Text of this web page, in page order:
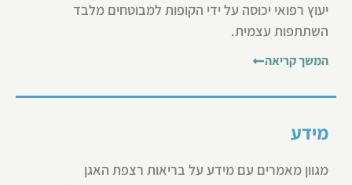
יעוץ רפואי יכוסה על ידי הקופות למבוטחים מלבד
השתתפות עצמית.
המשך קריאה
מידע
מגוון מאמרים עם מידע על בריאות רצפת האגן